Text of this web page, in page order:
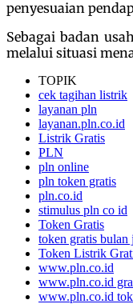
penyesuaian
Sebagai badan
melalui situasi
TOPIK
cek tagihan listrik
layanan pln
layanan.pln.co.id
Listrik Gratis
PLN
pln online
pln token gratis
pln.co.id
stimulus pln co id
Token Gratis
token gratis bulan
Token Listrik
www.pln.co.id
www.pln.co.id
www.pln.co.id